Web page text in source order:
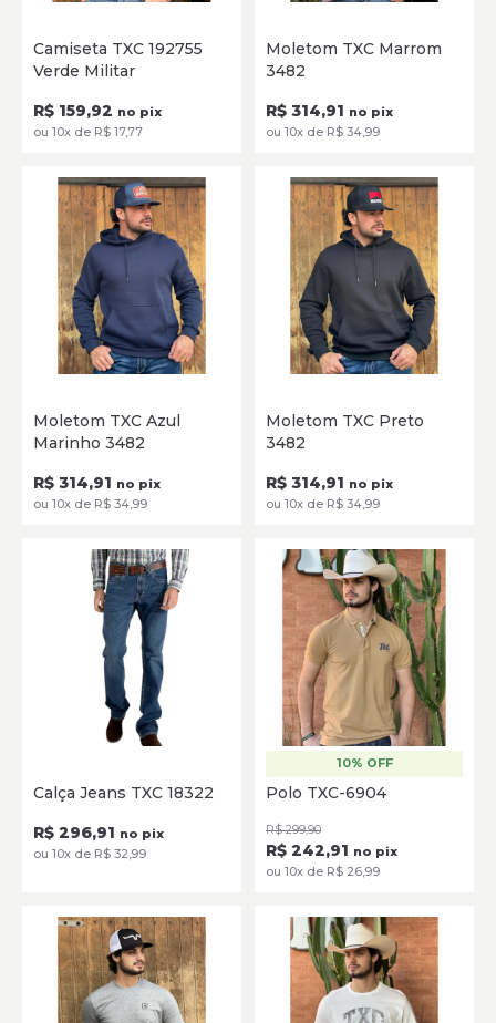
SELECIONE
Camiseta TXC 192755
Verde Militar
R$ 159,92 no pix
ou 10x de R$ 17,77
Moletom TXC Marrom
3482
R$ 314,91 no pix
ou 10x de R$ 34,99
SELECIONE
Moletom TXC Azul
Marinho 3482
R$ 314,91 no pix
ou 10x de R$ 34,99
Moletom TXC Preto
3482
R$ 314,91 no pix
ou 10x de R$ 34,99
50
SELECIONE
Calça Jeans TXC 18322
R$ 296,91 no pix
ou 10x de R$ 32,99
M G
10% OFF
Polo TXC-6904
R$ 299,90
R$ 242,91 no pix
ou 10x de R$ 26,99